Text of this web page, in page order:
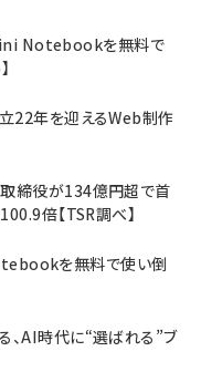
Notebookを無料で
22年を迎えるWeb制作
取締役が134億円超で首
倍【TSR調べ】
を無料で使い倒
、AI時代に“選ばれる”ブ